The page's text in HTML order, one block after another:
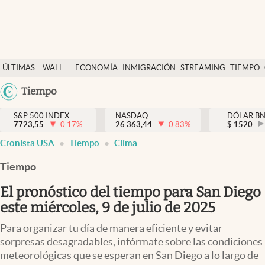
ÚLTIMAS
NOTICIAS
WALL
Y
DÓLAR
ECONOMÍA INMIGRACIÓN STREAMING TIEMPO
México
Tiempo
Finanzas y economía
Wall Street y dólar
Inmigración
Espiritual
Streaming
PC y mobile
S&P 500 INDEX
7723,55
-0.17%
NASDAQ
26.363,44
-0.83%
DÓLAR
$ 1520
Cronista USA Tiempo Clima
Tiempo
El pronóstico del tiempo para San Diego
este miércoles, 9 de julio de 2025
Para organizar tu día de manera eficiente y evitar
sorpresas desagradables, infórmate sobre las condiciones
meteorológicas que se esperan en San Diego a lo largo de